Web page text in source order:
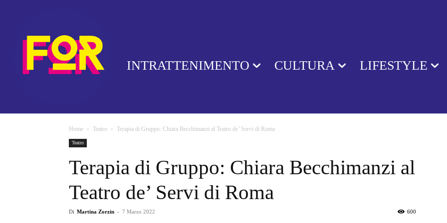
INTRATTENIMENTO CULTURA LIFESTYLE
Home Teatro Terapia di Gruppo: Chiara Becchimanzi al Teatro de’ Servi di Roma
Teatro
Terapia di Gruppo: Chiara Becchimanzi al
Teatro de’ Servi di Roma
Di Martina Zorzin - 7 Marzo 2022 600